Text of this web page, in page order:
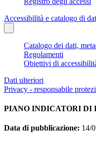
Accessibilità e catalogo di
Catalogo dei dati,
Regolamenti
Obiettivi di
Dati ulteriori
Privacy - responsabile
PIANO INDICATORI DI
Data di pubblicazione: 14/